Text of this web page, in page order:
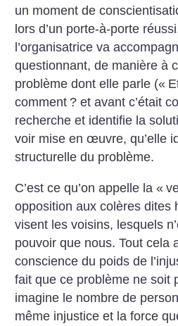
un moment de
lors d’un porte-à-porte
l’organisatrice va
questionnant, de manière à
problème dont elle parle («
comment ? et avant c’était
recherche et identifie la
voir mise en œuvre, qu’elle
structurelle du problème.
C’est ce qu’on appelle la «
opposition aux colères dites
visent les voisins, lesquels
pouvoir que nous. Tout cela
conscience du poids de
fait que ce problème ne soit
imagine le nombre de
même injustice et la force